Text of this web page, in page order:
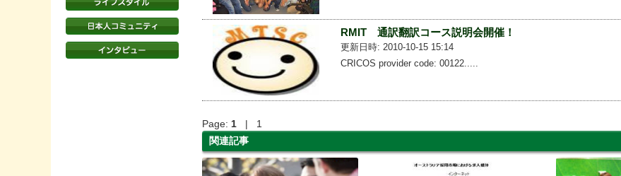
RMIT 通訳翻訳コース説明会開催！
更新日時: 2010-10-15 15:14
CRICOS provider code: 00122.....
Page:1 | 1
関連記事